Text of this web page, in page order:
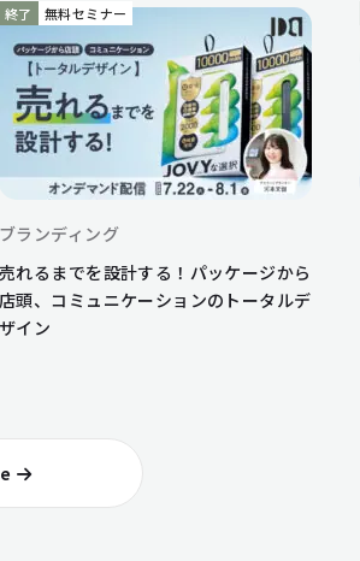
終了 無料セミナー
ブランディング
売れるまでを設計する！パッケージから
店頭、コミュニケーションのトータルデ
ザイン